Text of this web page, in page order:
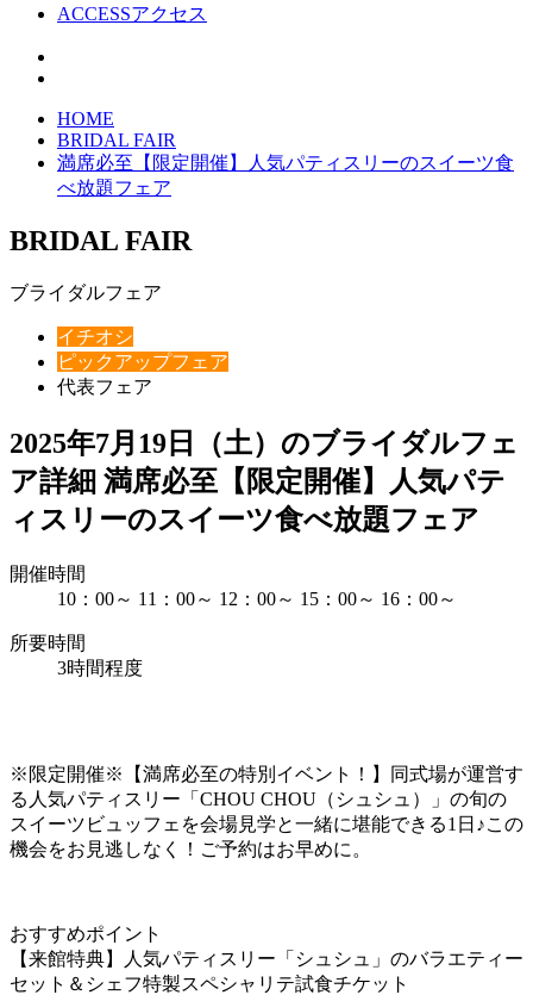
ACCESSアクセス
HOME
BRIDAL FAIR
満席必至【限定開催】人気パティスリーのスイーツ食
べ放題フェア
BRIDAL FAIR
ブライダルフェア
イチオシ
ピックアップフェア
代表フェア
2025年7月19日（土）のブライダルフェ
ア詳細 満席必至【限定開催】人気パテ
ィスリーのスイーツ食べ放題フェア
開催時間
10：00～ 11：00～ 12：00～ 15：00～ 16：00～
所要時間
3時間程度
※限定開催※【満席必至の特別イベント！】同式場が運営す
る人気パティスリー「CHOU CHOU（シュシュ）」の旬の
スイーツビュッフェを会場見学と一緒に堪能できる1日♪この
機会をお見逃しなく！ご予約はお早めに。
おすすめポイント
【来館特典】人気パティスリー「シュシュ」のバラエティー
セット＆シェフ特製スペシャリテ試食チケット